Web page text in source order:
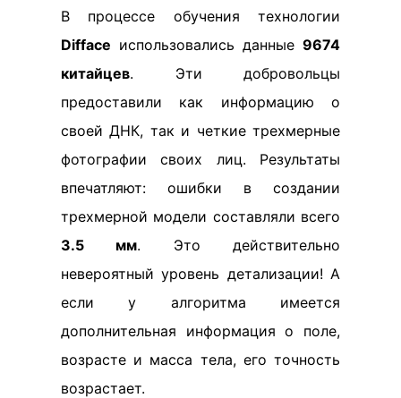
В процессе обучения технологии
Difface использовались данные 9674
китайцев. Эти добровольцы
предоставили как информацию о
своей ДНК, так и четкие трехмерные
фотографии своих лиц. Результаты
впечатляют: ошибки в создании
трехмерной модели составляли всего
3.5 мм. Это действительно
невероятный уровень детализации! А
если у алгоритма имеется
дополнительная информация о поле,
возрасте и масса тела, его точность
возрастает.